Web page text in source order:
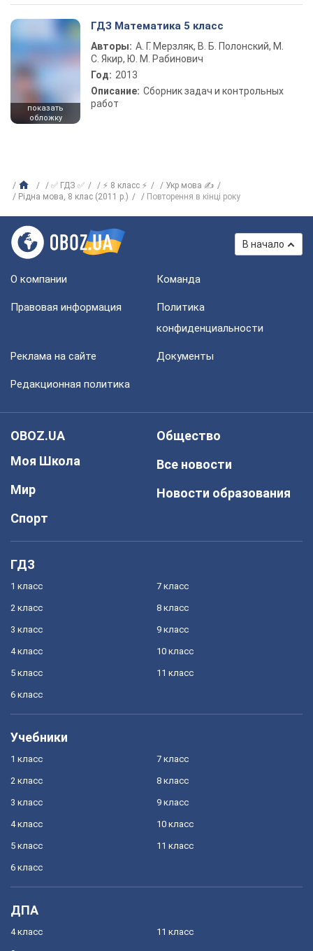
показать
обложку
ГДЗ Математика 5 класс
Авторы: А. Г. Мерзляк, В. Б. Полонский, М.
С. Якир, Ю. М. Рабинович
Год: 2013
Описание: Сборник задач и контрольных
работ
✅ ГДЗ ✅ ⚡ 8 класс ⚡
Укр мова ✍
Рідна мова, 8 клас (2011 р.)
Повторення в кінці року
В начало
О компании Команда
Правовая информация
Политика
конфиденциальности
Реклама на сайте Документы
Редакционная политика
OBOZ.UA
Моя Школа
Мир
Спорт
Общество
Все новости
Новости образования
ГДЗ
1 класс
2 класс
3 класс
4 класс
5 класс
6 класс
7 класс
8 класс
9 класс
10 класс
11 класс
Учебники
1 класс
2 класс
3 класс
4 класс
5 класс
6 класс
7 класс
8 класс
9 класс
10 класс
11 класс
ДПА
4 класс 11 класс